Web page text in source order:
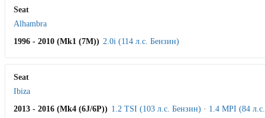
Seat
Alhambra
1996 - 2010 (Mk1 (7M)) 2.0i (114 л.с. Бензин)
Seat
Ibiza
2013 - 2016 (Mk4 (6J/6P)) 1.2 TSI (103 л.с. Бензин) · 1.4 MPI (84